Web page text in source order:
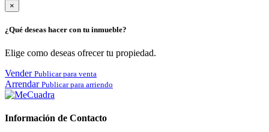
×
¿Qué deseas hacer con tu inmueble?
Elige como deseas ofrecer tu propiedad.
Vender Publicar para venta
Arrendar Publicar para arriendo
Información de Contacto